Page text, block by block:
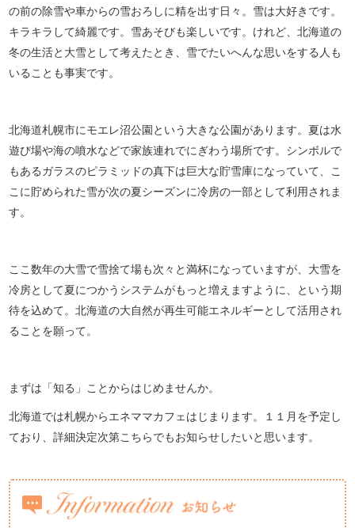
の前の除雪や車からの雪おろしに精を出す日々。雪は大好きです。
キラキラして綺麗です。雪あそびも楽しいです。けれど、北海道の
冬の生活と大雪として考えたとき、雪でたいへんな思いをする人も
いることも事実です。
北海道札幌市にモエレ沼公園という大きな公園があります。夏は水
遊び場や海の噴水などで家族連れでにぎわう場所です。シンボルで
もあるガラスのピラミッドの真下は巨大な貯雪庫になっていて、こ
こに貯められた雪が次の夏シーズンに冷房の一部として利用されま
す。
ここ数年の大雪で雪捨て場も次々と満杯になっていますが、大雪を
冷房として夏につかうシステムがもっと増えますように、という期
待を込めて。北海道の大自然が再生可能エネルギーとして活用され
ることを願って。
まずは「知る」ことからはじめませんか。
北海道では札幌からエネママカフェはじまります。１１月を予定し
ており、詳細決定次第こちらでもお知らせしたいと思います。